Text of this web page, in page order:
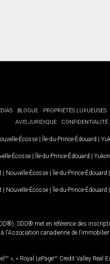
BLOGUE PROPRIÉTÉS LUXUEUSES
AVIS JURIDIQUE
CONFIDENTIALITÉ
Écosse | Île-du-Prince-Édouard |
Écosse | Île-du-Prince-Édouard | Yukon
| Nouvelle-Écosse | Île-du-Prince-Édouard |
| Nouvelle-Écosse | Île-du-Prince-Édouard |
SDD® met en référence des
canadienne de l’immobilier
MD », « Royal LePageMD Credit Valley Real